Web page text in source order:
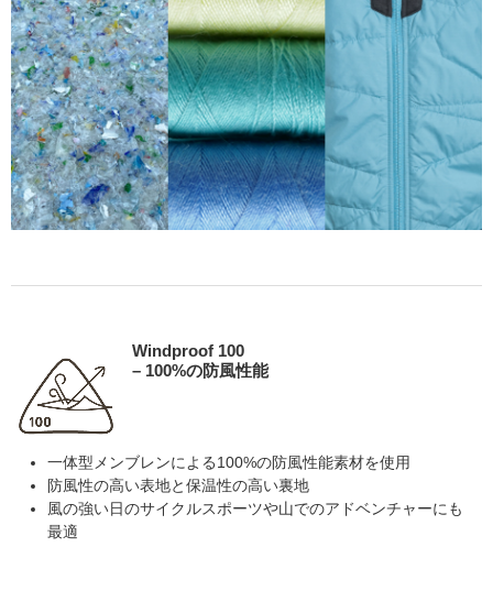
Windproof 100
– 100%の防風性能
一体型メンブレンによる100%の防風性能素材を使用
防風性の高い表地と保温性の高い裏地
風の強い日のサイクルスポーツや山でのアドベンチャーにも
最適